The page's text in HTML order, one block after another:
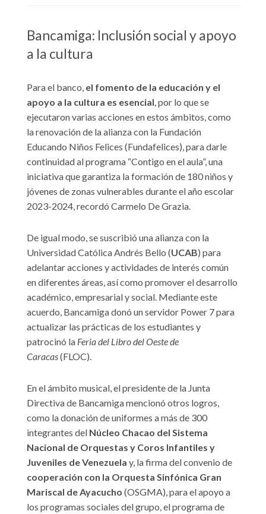
Bancamiga: Inclusión social y apoyo
a la cultura
Para el banco, el fomento de la educación y el
apoyo a la cultura es esencial, por lo que se
ejecutaron varias acciones en estos ámbitos, como
la renovación de la alianza con la Fundación
Educando Niños Felices (Fundafelices), para darle
continuidad al programa “Contigo en el aula”, una
iniciativa que garantiza la formación de 180 niños y
jóvenes de zonas vulnerables durante el año escolar
2023-2024, recordó Carmelo De Grazia.
De igual modo, se suscribió una alianza con la
Universidad Católica Andrés Bello (UCAB) para
adelantar acciones y actividades de interés común
en diferentes áreas, así como promover el desarrollo
académico, empresarial y social. Mediante este
acuerdo, Bancamiga donó un servidor Power 7 para
actualizar las prácticas de los estudiantes y
patrocinó la Feria del Libro del Oeste de
Caracas(FLOC).
En el ámbito musical, el presidente de la Junta
Directiva de Bancamiga mencionó otros logros,
como la donación de uniformes a más de 300
integrantes del Núcleo Chacao del Sistema
Nacional de Orquestas y Coros Infantiles y
Juveniles de Venezuela y, la firma del convenio de
cooperación con la Orquesta Sinfónica Gran
Mariscal de Ayacucho (OSGMA), para el apoyo a
los programas sociales del grupo, el programa de